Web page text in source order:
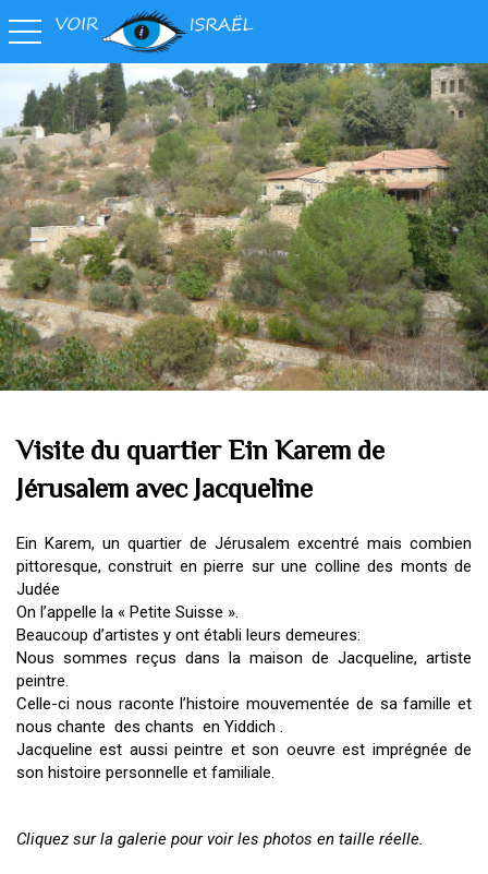
toggle navigation
Visitedu quartier Ein Karem de
Jérusalem avec Jacqueline
Ein Karem, un quartier de Jérusalem excentré mais combien
pittoresque, construit en pierre sur une colline des monts de
Judée
On l’appelle la « Petite Suisse ».
Beaucoup d’artistes y ont établi leurs demeures:
Nous sommes reçus dans la maison de Jacqueline, artiste
peintre.
Celle-ci nous raconte l’histoire mouvementée de sa famille et
nous chante des chants en Yiddich .
Jacqueline est aussi peintre et son oeuvre est imprégnée de
son histoire personnelle et familiale.
Cliquez sur la galerie pour voir les photos en taille réelle.